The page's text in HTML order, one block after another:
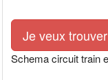
Je veux
Schema circuit train